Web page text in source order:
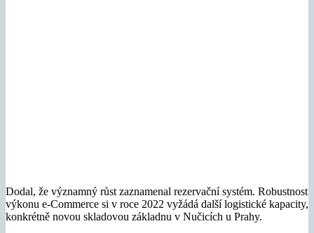
Dodal, že významný růst zaznamenal rezervační systém. Robustnost
výkonu e-Commerce si v roce 2022 vyžádá další logistické kapacity,
konkrétně novou skladovou základnu v Nučicích u Prahy.